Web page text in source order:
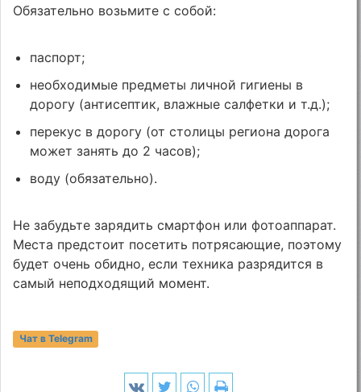
Обязательно возьмите с собой:
паспорт;
необходимые предметы личной гигиены в
дорогу (антисептик, влажные салфетки и т.д.);
перекус в дорогу (от столицы региона дорога
может занять до 2 часов);
воду (обязательно).
Не забудьте зарядить смартфон или фотоаппарат.
Места предстоит посетить потрясающие, поэтому
будет очень обидно, если техника разрядится в
самый неподходящий момент.
Чат в Telegram